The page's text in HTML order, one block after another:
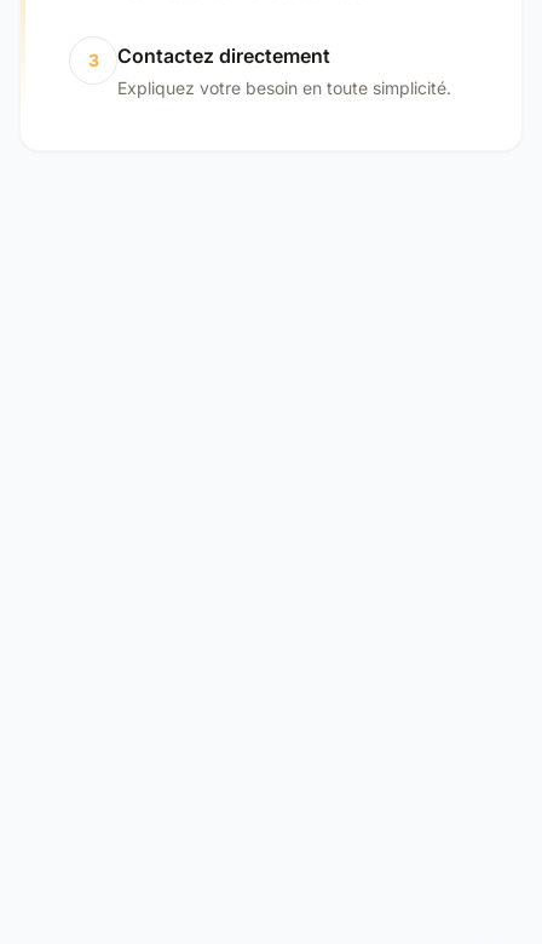
3 Contactez directement
Expliquez votre besoin en toute simplicité.